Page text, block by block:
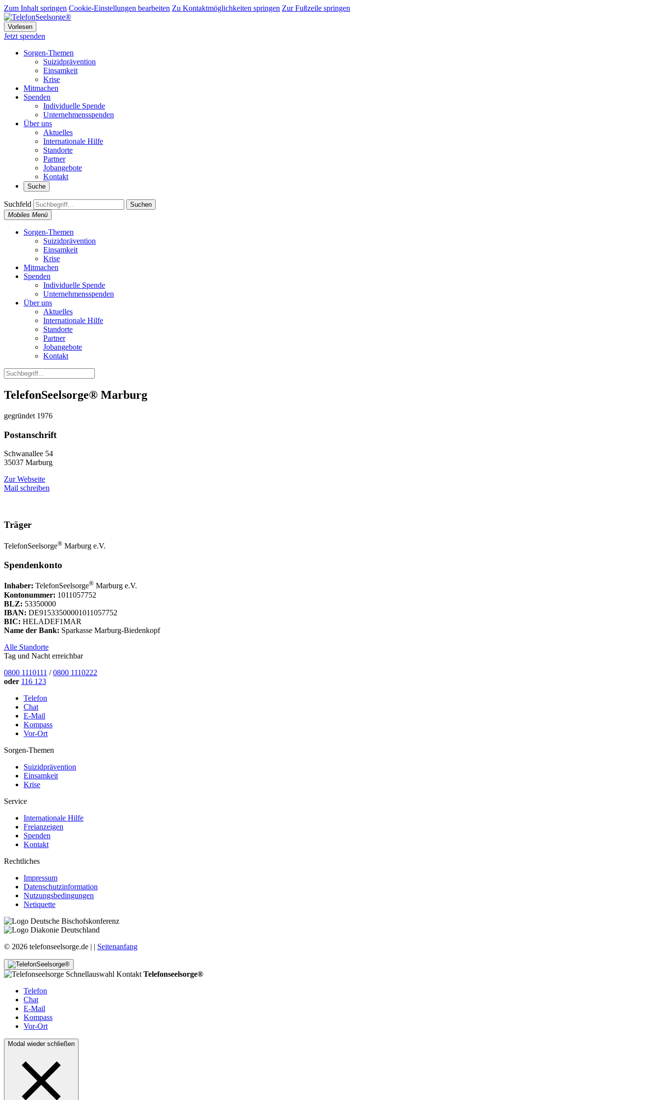
Zum Inhalt springen Cookie-Einstellungen bearbeiten Zu Kontaktmöglichkeiten springen Zur Fußzeile springen
Vorlesen
Jetzt spenden
Sorgen-Themen
Suizidprävention
Einsamkeit
Krise
Mitmachen
Spenden
Individuelle Spende
Unternehmensspenden
Über uns
Aktuelles
Internationale Hilfe
Standorte
Partner
Jobangebote
Kontakt
Suche
Suchfeld
Suchen
Mobiles Menü
Sorgen-Themen
Suizidprävention
Einsamkeit
Krise
Mitmachen
Spenden
Individuelle Spende
Unternehmensspenden
Über uns
Aktuelles
Internationale Hilfe
Standorte
Partner
Jobangebote
Kontakt
TelefonSeelsorge® Marburg
gegründet 1976
Postanschrift
Schwanallee 54
35037 Marburg
Zur Webseite
Mail schreiben
Träger
TelefonSeelsorge® Marburg e.V.
Spendenkonto
Inhaber: TelefonSeelsorge® Marburg e.V.
Kontonummer: 1011057752
BLZ: 53350000
IBAN: DE91533500001011057752
BIC: HELADEF1MAR
Name der Bank: Sparkasse Marburg-Biedenkopf
Alle Standorte
Tag und Nacht erreichbar
0800 1110111 /0800 1110222
oder 116 123
Telefon
Chat
E-Mail
Kompass
Vor-Ort
Sorgen-Themen
Suizidprävention
Einsamkeit
Krise
Service
Internationale Hilfe
Freianzeigen
Spenden
Kontakt
Rechtliches
Impressum
Datenschutzinformation
Nutzungsbedingungen
Netiquette
© 2026 telefonseelsorge.de | | Seitenanfang
Telefonseelsorge®
Telefon
Chat
E-Mail
Kompass
Vor-Ort
Modal wieder schließen